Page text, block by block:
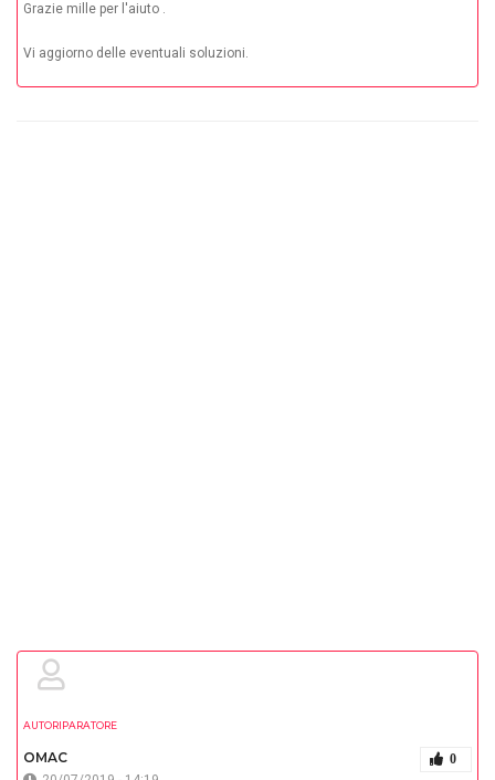
Grazie mille per l'aiuto .
Vi aggiorno delle eventuali soluzioni.
AUTORIPARATORE
OMAC 0